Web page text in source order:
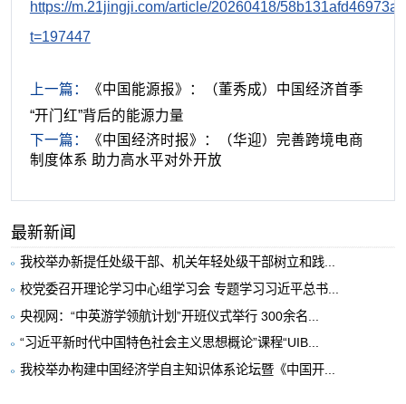
https://m.21jingji.com/article/20260418/
t=197447
上一篇：
《中国能源报》：（董秀成）中国经济首季
“开门红”背后的能源力量
下一篇：
《中国经济时报》：（华迎）完善跨境电商
制度体系 助力高水平对外开放
最新新闻
我校举办新提任处级干部、机关年轻处级干部树立和践...
校党委召开理论学习中心组学习会 专题学习习近平总书...
央视网：“中英游学领航计划”开班仪式举行 300余名...
“习近平新时代中国特色社会主义思想概论”课程“UIB...
我校举办构建中国经济学自主知识体系论坛暨《中国开...